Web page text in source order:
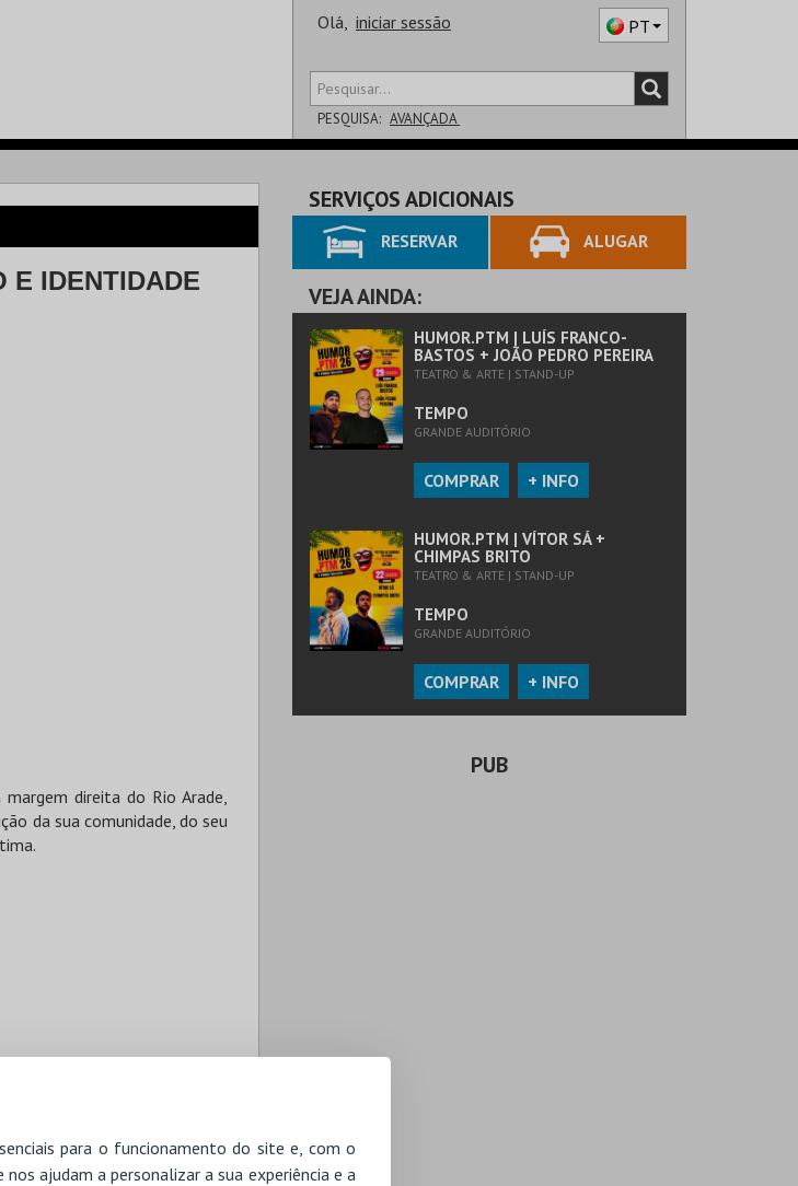
para o funcionamento do site e, com o
ajudam a personalizar a sua experiência e a
Olá, iniciar sessão PT
PESQUISA: AVANÇADA
SALA
E IDENTIDADE
direita do Rio Arade,
da sua comunidade, do seu
SERVIÇOS ADICIONAIS
RESERVAR ALUGAR
VEJA AINDA:
HUMOR.PTM | LUÍS FRANCO-
BASTOS + JOÃO PEDRO PEREIRA
TEATRO & ARTE | STAND-UP
TEMPO
GRANDE AUDITÓRIO
COMPRAR + INFO
HUMOR.PTM | VÍTOR SÁ +
CHIMPAS BRITO
TEATRO & ARTE | STAND-UP
TEMPO
GRANDE AUDITÓRIO
COMPRAR + INFO
PUB